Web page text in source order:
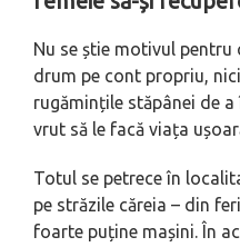
Nu se știe motivul
drum pe cont propriu,
rugămințile stăpânei de a
vrut să le facă viața
Totul se petrece în
pe străzile căreia – din
foarte puține mașini. În